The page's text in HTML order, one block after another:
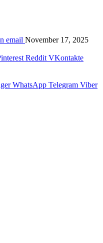
email November 17, 2025
Reddit VKontakte
WhatsApp Telegram Viber